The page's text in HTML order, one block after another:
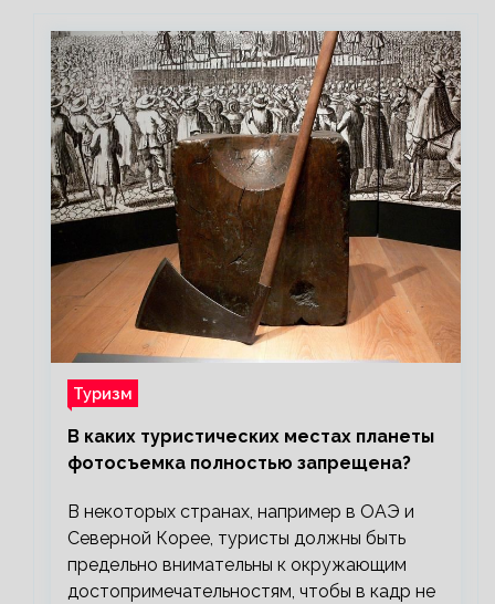
Туризм
В каких туристических местах планеты
фотосъемка полностью запрещена?
В некоторых странах, например в ОАЭ и
Северной Корее, туристы должны быть
предельно внимательны к окружающим
достопримечательностям, чтобы в кадр не